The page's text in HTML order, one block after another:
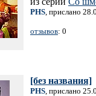
PHS, прислано
отзывов: 0
[без названия]
PHS, прислано